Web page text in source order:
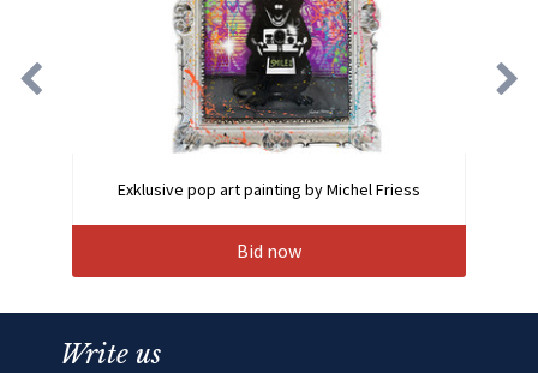
Exklusive pop art painting by Michel Friess
Bid now
Write us